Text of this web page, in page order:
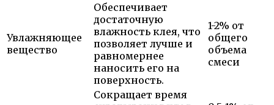
Увлажняющее
вещество
Обеспечивает
достаточную
влажность клея, что
позволяет лучше и
равномернее
наносить его на
поверхность.
1-2% от
общего
объема
смеси
Сокращает время